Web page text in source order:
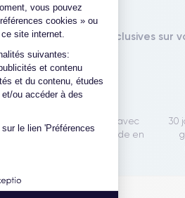
vous pouvez
cookies » ou
site internet.
suivantes:
et contenu
et du contenu, études
ou accéder à des
le lien 'Préférences
de garanties exclusives sur
sont en contact direct avec
pour une résolution rapide en
30